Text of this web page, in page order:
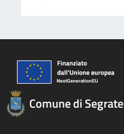
Comune di Segrate